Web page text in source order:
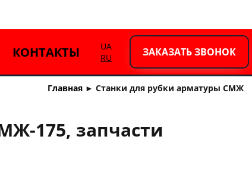
КОНТАКТЫ
UA
RU
ЗАКАЗАТЬ ЗВОНОК
Главная ► Станки для рубки арматуры СМЖ
175, запчасти